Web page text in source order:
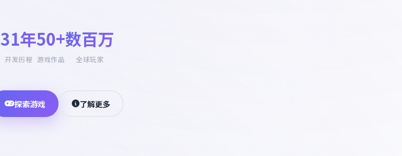
31年
开发历程
50+
游戏作品
数百万
全球玩家
探索游戏 了解更多